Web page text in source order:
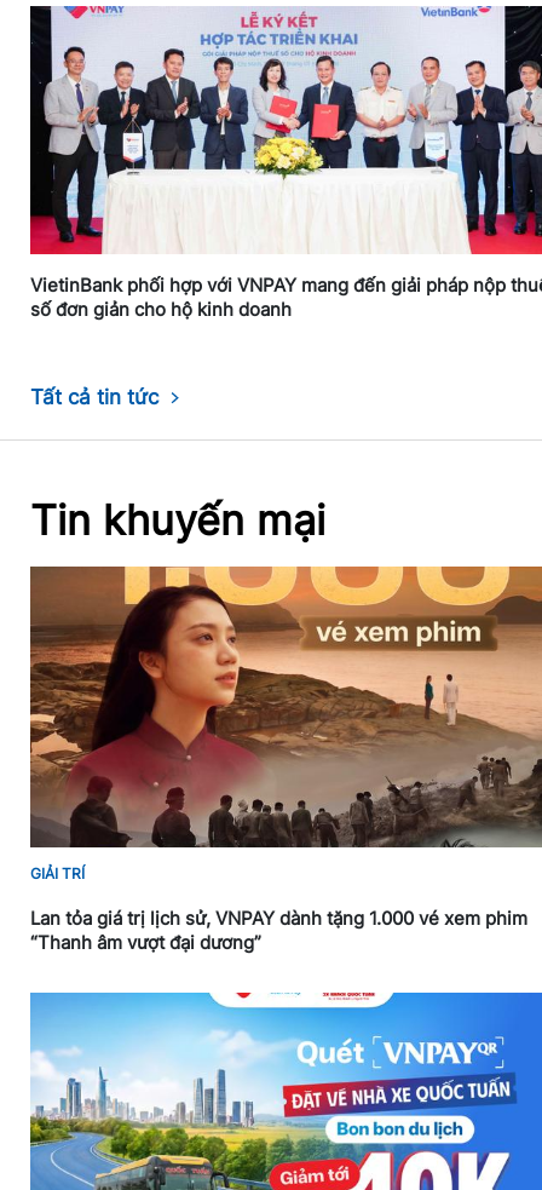
VietinBank phối hợp với VNPAY mang đến giải pháp nộp
số đơn giản cho hộ kinh doanh
Tất cả tin tức
Tin khuyến mại
GIẢI TRÍ
Lan tỏa giá trị lịch sử, VNPAY dành tặng 1.000 vé xem phim
“Thanh âm vượt đại dương”